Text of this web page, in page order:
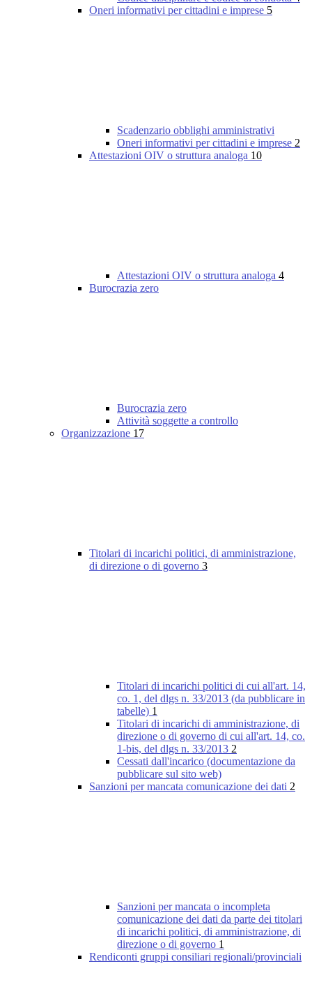
Oneri informativi per cittadini e imprese 5
Scadenzario obblighi amministrativi
Oneri informativi per cittadini e imprese 2
Attestazioni OIV o struttura analoga 10
Attestazioni OIV o struttura analoga 4
Burocrazia zero
Burocrazia zero
Attività soggette a controllo
Organizzazione 17
Titolari di incarichi politici, di amministrazione,
di direzione o di governo 3
Titolari di incarichi politici di cui all'art. 14,
co. 1, del dlgs n. 33/2013 (da pubblicare in
tabelle) 1
Titolari di incarichi di amministrazione, di
direzione o di governo di cui all'art. 14, co.
1-bis, del dlgs n. 33/2013 2
Cessati dall'incarico (documentazione da
pubblicare sul sito web)
Sanzioni per mancata comunicazione dei dati 2
Sanzioni per mancata o incompleta
comunicazione dei dati da parte dei titolari
di incarichi politici, di amministrazione, di
direzione o di governo 1
Rendiconti gruppi consiliari regionali/provinciali